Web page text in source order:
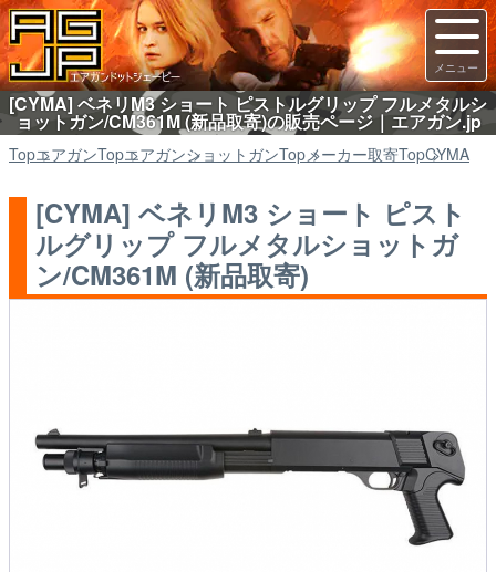
[CYMA] ベネリM3 ショート ピストルグリップ フルメタルシ
ョットガン/CM361M (新品取寄)の販売ページ｜エアガン.jp
TopエアガンTopエアガンショットガンTopメーカー取寄TopCYMA
[CYMA] ベネリM3 ショート ピスト
ルグリップ フルメタルショットガ
ン/CM361M (新品取寄)